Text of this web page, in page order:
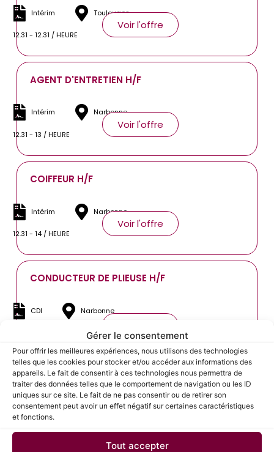
Gérer le consentement
Pour offrir les meilleures expériences, nous utilisons des technologies
telles que les cookies pour stocker et/ou accéder aux informations des
appareils. Le fait de consentir à ces technologies nous permettra de
traiter des données telles que le comportement de navigation ou les ID
uniques sur ce site. Le fait de ne pas consentir ou de retirer son
consentement peut avoir un effet négatif sur certaines caractéristiques
et fonctions.
Tout accepter
Intérim Toulouges
12.31 - 12.31 / HEURE
Voir l'offre
AGENT D'ENTRETIEN H/F
Intérim Narbonne
12.31 - 13 / HEURE
Voir l'offre
COIFFEUR H/F
Intérim Narbonne
12.31 - 14 / HEURE
Voir l'offre
CONDUCTEUR DE PLIEUSE H/F
CDI Narbonne
MECANICIEN PL H/F
Intérim Montredon-des-Corbières
2000 - 2500 / MOIS